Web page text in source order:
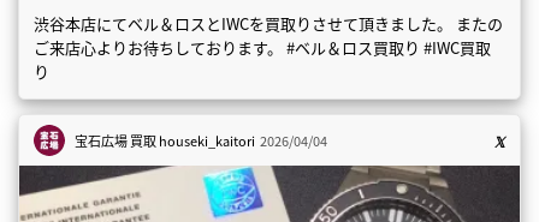
渋谷本店にてベル＆ロスとIWCを買取りさせて頂きました。 またの
ご来店心よりお待ちしております。 #ベル＆ロス買取り #IWC買取
り
宝石広場 買取houseki_kaitori 2026/04/04